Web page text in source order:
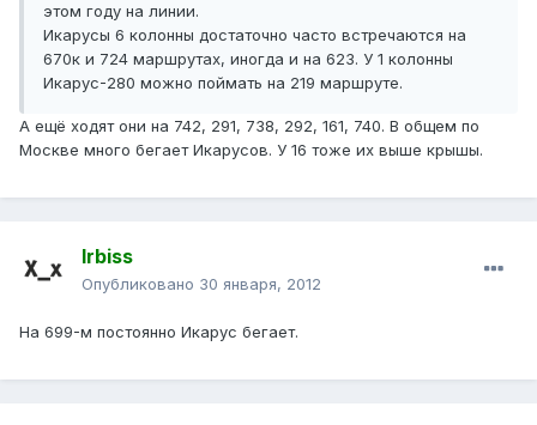
этом году на линии.
Икарусы 6 колонны достаточно часто встречаются на
670к и 724 маршрутах, иногда и на 623. У 1 колонны
Икарус-280 можно поймать на 219 маршруте.
А ещё ходят они на 742, 291, 738, 292, 161, 740. В общем по
Москве много бегает Икарусов. У 16 тоже их выше крышы.
Irbiss
Опубликовано 30 января, 2012
На 699-м постоянно Икарус бегает.